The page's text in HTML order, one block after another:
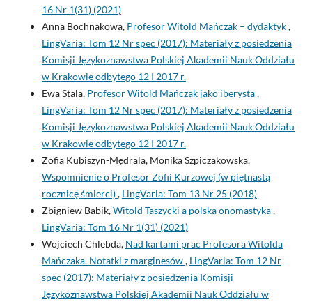
16 Nr 1(31) (2021)
Anna Bochnakowa, Profesor Witold Mańczak – dydaktyk,
LingVaria: Tom 12 Nr spec (2017): Materiały z posiedzenia
Komisji Językoznawstwa Polskiej Akademii Nauk Oddziału
w Krakowie odbytego 12 I 2017 r.
Ewa Stala, Profesor Witold Mańczak jako iberysta,
LingVaria: Tom 12 Nr spec (2017): Materiały z posiedzenia
Komisji Językoznawstwa Polskiej Akademii Nauk Oddziału
w Krakowie odbytego 12 I 2017 r.
Zofia Kubiszyn-Mędrala, Monika Szpiczakowska,
Wspomnienie o Profesor Zofii Kurzowej (w piętnastą
rocznicę śmierci), LingVaria: Tom 13 Nr 25 (2018)
Zbigniew Babik,Witold Taszycki a polska onomastyka,
LingVaria: Tom 16 Nr 1(31) (2021)
Wojciech Chlebda, Nad kartami prac Profesora Witolda
Mańczaka. Notatki z marginesów, LingVaria: Tom 12 Nr
spec (2017): Materiały z posiedzenia Komisji
Językoznawstwa Polskiej Akademii Nauk Oddziału w